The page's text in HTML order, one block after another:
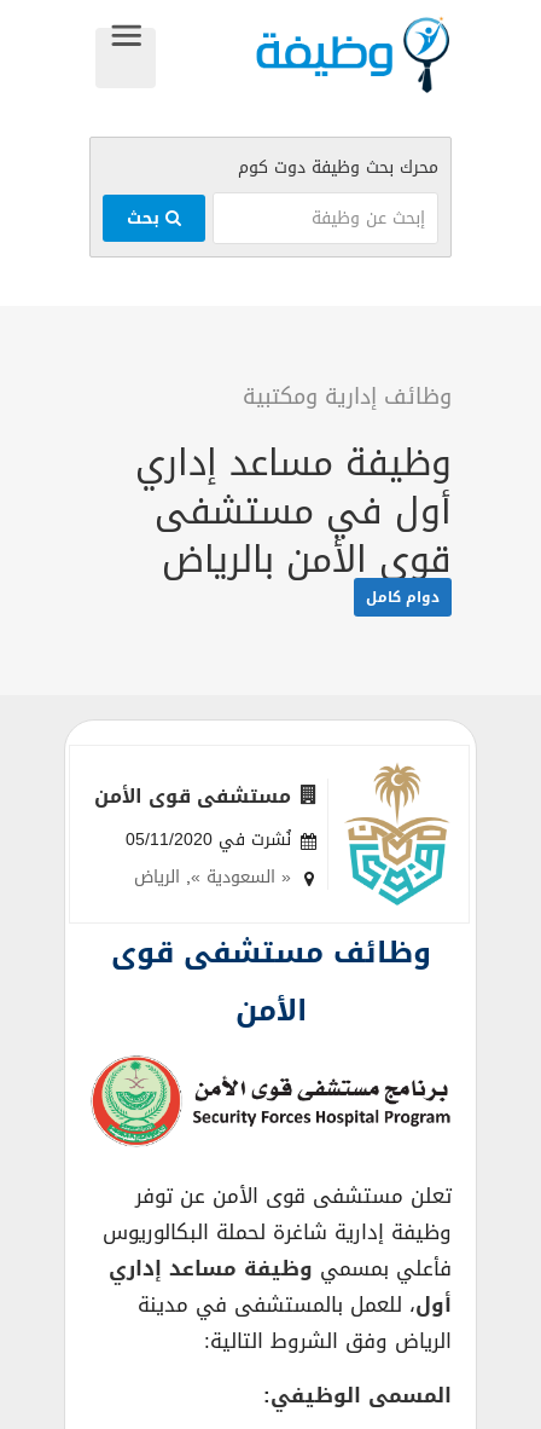
وظائف إدارية ومكتبية
وظيفة مساعد إداري
أول في مستشفى
قوى الأمن بالرياض
دوام كامل
مستشفى قوى الأمن
نُشرت في 05/11/2020
« السعودية », الرياض
وظائف مستشفى قوى
الأمن
تعلن مستشفى قوى الأمن عن توفر
وظيفة إدارية شاغرة لحملة البكالوريوس
فأعلي بمسمي وظيفة مساعد إداري
أول، للعمل بالمستشفى في مدينة
الرياض وفق الشروط التالية:
المسمى الوظيفي: